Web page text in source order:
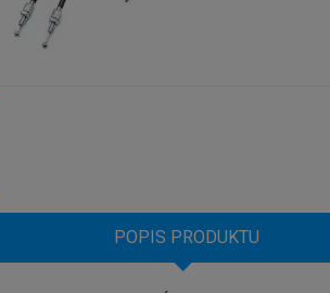
POPIS PRODUKTU